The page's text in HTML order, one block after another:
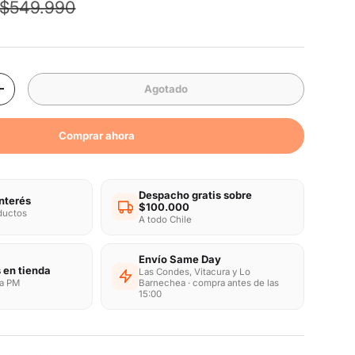
$549.990
la cantidad Agotado
Comprar ahora
Despacho gratis sobre
$100.000
A todo Chile
en tienda
PM
Envío Same Day
Las Condes, Vitacura y Lo
Barnechea · compra antes de las
15:00